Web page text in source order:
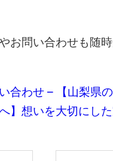
お問い合わせも随
合わせ – 【山梨県
】想いを大切にし